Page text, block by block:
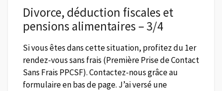
Divorce, déduction fiscales et
pensions alimentaires – 3/4
Si vous êtes dans cette situation, profitez du 1er
rendez-vous sans frais (Première Prise de Contact
Sans Frais PPCSF). Contactez-nous grâce au
formulaire en bas de page. J’ai versé une